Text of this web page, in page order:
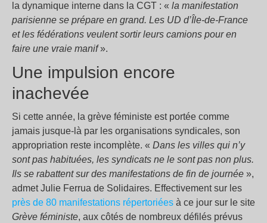
la dynamique interne dans la CGT : « la manifestation
parisienne se prépare en grand. Les UD d’Île-de-France
etles fédérations veulent sortirleurs camions pour en
faire une vraie manif».
Une impulsion encore
inachevée
Si cette année, la grève féministe est portée comme
jamais jusque-là par les organisations syndicales, son
appropriation reste incomplète. « Dans les villes qui n’y
sontpas habituées, les syndicats ne le sont pas non plus.
Ils se rabattent surdes manifestations de fin de journée »,
admet Julie Ferrua de Solidaires. Effectivement sur les
près de 80 manifestations répertoriées à ce jour sur le site
Grève féministe, aux côtés de nombreux défilés prévus